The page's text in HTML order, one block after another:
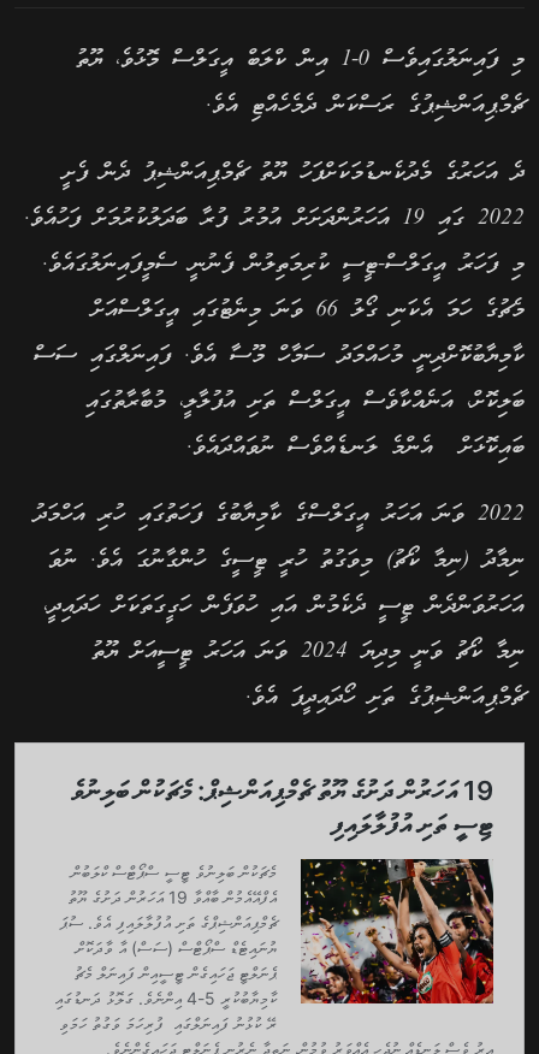
މި ފައިނަލުގައިވެސް 0-1 އިން ކްލަބް އީގަލްސް މޮޅުވެ، ޔޫތު
ޗެމްޕިއަންޝިޕުގެ ރަސްކަން ދެމެހެއްޓި އެވެ.
ދެ އަހަރުގެ މެދުކެނޑުމަކަށްފަހު ޔޫތު ޗެމްޕިއަންޝިޕު ދެން ފެށީ
2022 ގައި 19 އަހަރުންދަށަށް އުމުރު ފުރާ ބަދަލުކުރުމަށް ފަހުއެވެ.
މި ފަހަރު އީގަލްސް-ޓީސީ ކުރިމަތިލުން ފެނުނީ ސެމީފައިނަލުގައެވެ.
މެޗުގެ ހަމަ އެކަނި ގޯލު 66 ވަނަ މިނެޓުގައި އީގަލްސްއަށް
ކާމިޔާބުކޮށްދިނީ މުހައްމަދު ސަމާހް މޫސާ އެވެ. ފައިނަލްގައި ސަސް
ބަލިކޮށް، އަނެއްކާވެސް އީގަލްސް ތަށި އުފުލާލީ، މުބާރާތުގައި
ބައިކޮޅަށް އެންމެ ލަނޑެއްވެސް ނުވައްދައެވެ.
2022 ވަނަ އަހަރު އީގަލްސްގެ ކާމިޔާބުގެ ފަހަތުގައި ހުރި އަހްމަދު
ނިމާދު (ނިމާ ކޯޗު) މިވަގުތު ހުރީ ޓީސީގެ ހުންގާނުގަ އެވެ. ނުވަ
އަހަރުވަންދެން ޓީސީ ދެކެމުން އައި ހުވަފެން ހަގީގަތަކަށް ހަދައިދީ،
ނިމާ ކޯޗު ވަނީ މިދިޔަ 2024 ވަނަ އަހަރު ޓީސީއަށް ޔޫތު
ޗެމްޕިއަންޝިޕުގެ ތަށި ހޯދައިދީފަ އެވެ.